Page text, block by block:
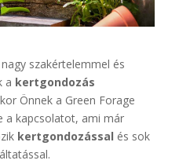
szakértelemmel és
a kertgondozás
Önnek a Green Forage
a kapcsolatot, ami már
kertgondozással és sok